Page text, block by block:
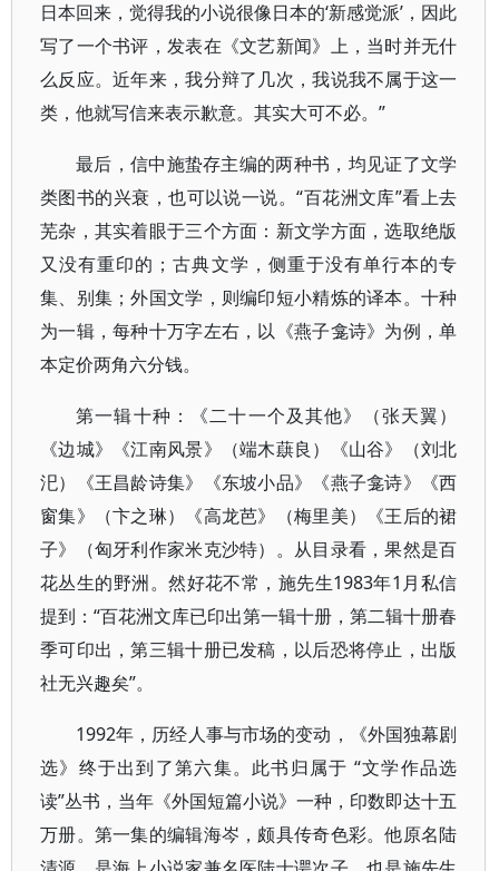
日本回来，觉得我的小说很像日本的‘新感觉派’，因此
写了一个书评，发表在《文艺新闻》上，当时并无什
么反应。近年来，我分辩了几次，我说我不属于这一
类，他就写信来表示歉意。其实大可不必。”
最后，信中施蛰存主编的两种书，均见证了文学
类图书的兴衰，也可以说一说。“百花洲文库”看上去
芜杂，其实着眼于三个方面：新文学方面，选取绝版
又没有重印的；古典文学，侧重于没有单行本的专
集、别集；外国文学，则编印短小精炼的译本。十种
为一辑，每种十万字左右，以《燕子龛诗》为例，单
本定价两角六分钱。
第一辑十种：《二十一个及其他》（张天翼）
《边城》《江南风景》（端木蕻良）《山谷》（刘北
汜）《王昌龄诗集》《东坡小品》《燕子龛诗》《西
窗集》（卞之琳）《高龙芭》（梅里美）《王后的裙
子》（匈牙利作家米克沙特）。从目录看，果然是百
花丛生的野洲。然好花不常，施先生1983年1月私信
提到：“百花洲文库已印出第一辑十册，第二辑十册春
季可印出，第三辑十册已发稿，以后恐将停止，出版
社无兴趣矣”。
1992年，历经人事与市场的变动，《外国独幕剧
选》终于出到了第六集。此书归属于 “文学作品选
读”丛书，当年《外国短篇小说》一种，印数即达十五
万册。第一集的编辑海岑，颇具传奇色彩。他原名陆